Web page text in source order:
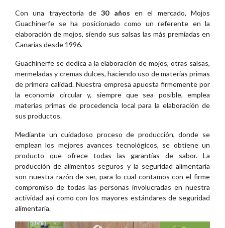
Con una trayectoria de30 años en el mercado, Mojos
Guachinerfe se ha posicionado como un referente en la
elaboración de mojos, siendo sus salsas las más premiadas en
Canarias desde 1996.
Guachinerfe se dedica a la elaboración de mojos, otras salsas,
mermeladas y cremas dulces, haciendo uso de materias primas
de primera calidad. Nuestra empresa apuesta firmemente por
la economía circular y, siempre que sea posible, emplea
materias primas de procedencia local para la elaboración de
sus productos.
Mediante un cuidadoso proceso de producción, donde se
emplean los mejores avances tecnológicos, se obtiene un
producto que ofrece todas las garantías de sabor. La
producción de alimentos seguros y la seguridad alimentaria
son nuestra razón de ser, para lo cual contamos con el firme
compromiso de todas las personas involucradas en nuestra
actividad así como con los mayores estándares de seguridad
alimentaria.